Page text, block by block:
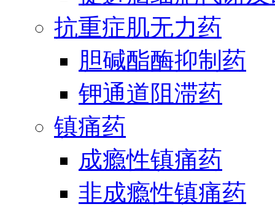
抗重症肌无力药
胆碱酯酶抑制药
钾通道阻滞药
镇痛药
成瘾性镇痛药
非成瘾性镇痛药